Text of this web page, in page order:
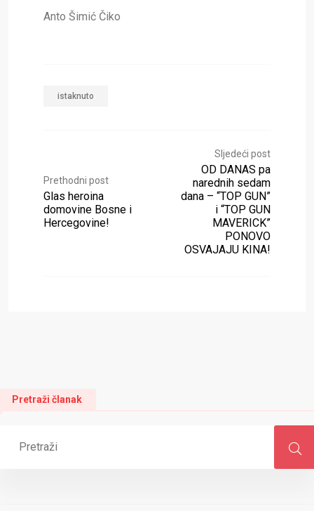
Anto Šimić Čiko
istaknuto
Prethodni post
Glas heroina
domovine Bosne i
Hercegovine!
Sljedeći post
OD DANAS pa
narednih sedam
dana – “TOP GUN”
i “TOP GUN
MAVERICK”
PONOVO
OSVAJAJU KINA!
Pretraži članak